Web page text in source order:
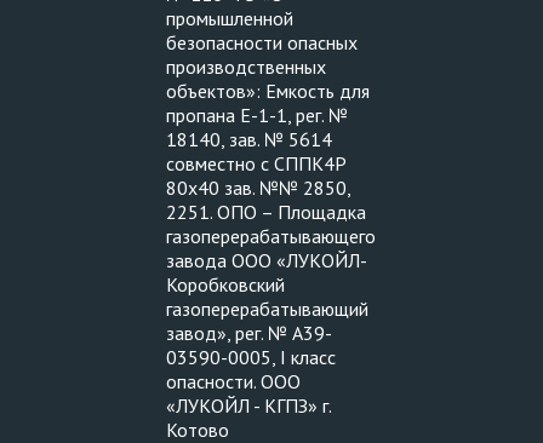
промышленной
безопасности опасных
производственных
объектов»: Емкость для
пропана Е-1-1, рег. №
18140, зав. № 5614
совместно с СППК4Р
80х40 зав. №№ 2850,
2251. ОПО – Площадка
газоперерабатывающего
завода ООО «ЛУКОЙЛ-
Коробковский
газоперерабатывающий
завод», рег. № А39-
03590-0005, I класс
опасности. ООО
«ЛУКОЙЛ - КГПЗ» г.
Котово